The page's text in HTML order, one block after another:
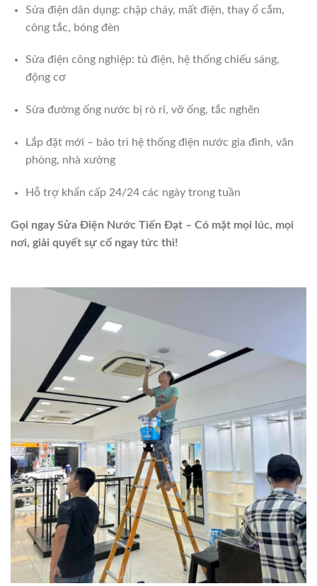
Sửa điện dân dụng: chập cháy, mất điện, thay ổ cắm,
công tắc, bóng đèn
Sửa điện công nghiệp: tủ điện, hệ thống chiếu sáng,
động cơ
Sửa đường ống nước bị rò rỉ, vỡ ống, tắc nghẽn
Lắp đặt mới – bảo trì hệ thống điện nước gia đình, văn
phòng, nhà xưởng
Hỗ trợ khẩn cấp 24/24 các ngày trong tuần
Gọi ngay Sửa Điện Nước Tiến Đạt – Có mặt mọi lúc, mọi
nơi, giải quyết sự cố ngay tức thì!